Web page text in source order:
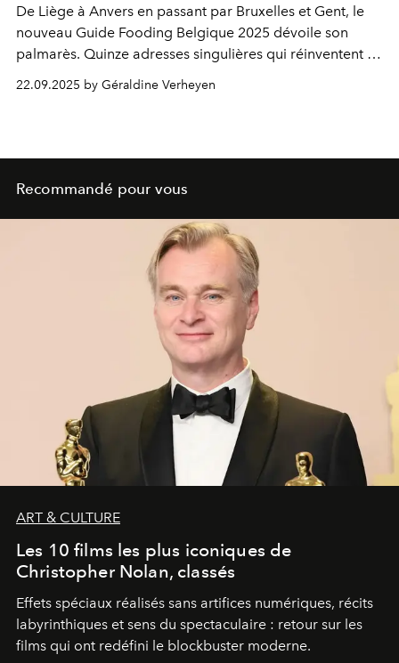
De Liège à Anvers en passant par Bruxelles et Gent, le
nouveau Guide Fooding Belgique 2025 dévoile son
palmarès. Quinze adresses singulières qui réinventent le
goût de l’époque et font battre le cœur des foodies.
22.09.2025 by Géraldine Verheyen
Recommandé pour vous
ART & CULTURE
Les 10 films les plus iconiques de
Christopher Nolan, classés
Effets spéciaux réalisés sans artifices numériques, récits
labyrinthiques et sens du spectaculaire : retour sur les
films qui ont redéfini le blockbuster moderne.